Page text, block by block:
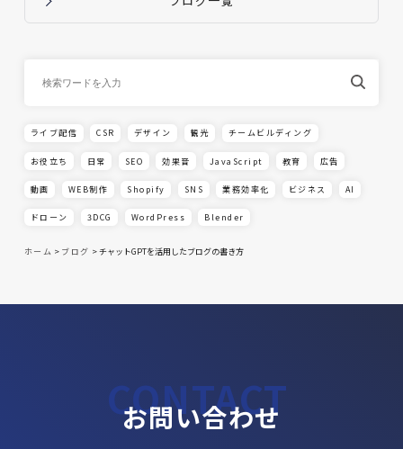
ライブ配信 CSR デザイン 観光 チームビルディング
お役立ち 日常 SEO 効果音 JavaScript 教育 広告
動画 WEB制作 Shopify SNS 業務効率化 ビジネス AI
ドローン 3DCG WordPress Blender
ホーム > ブログ >チャットGPTを活用したブログの書き方
お問い合わせ